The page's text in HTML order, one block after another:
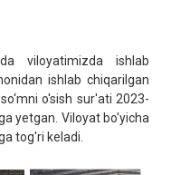
viloyatimizda ishlab
ishlab chiqarilgan
o'sish sur'ati 2023-
yetgan. Viloyat bo'yicha
tog'ri keladi.